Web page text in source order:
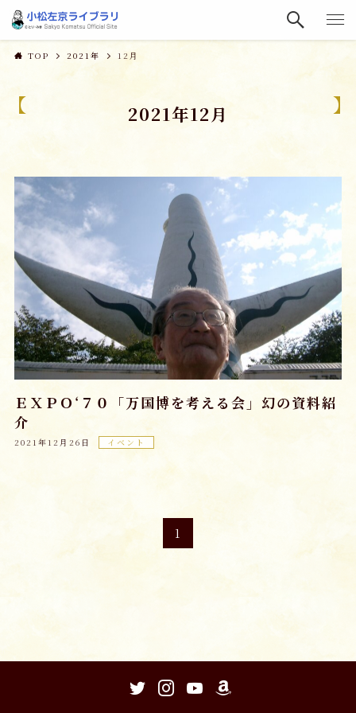
TOP 2021年 12月
2021年12月
ＥＸＰＯ‘７０「万国博を考える会」幻の資料紹
介
2021年12月26日 イベント
1